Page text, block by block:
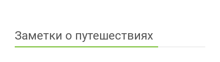
Заметки о путешествиях